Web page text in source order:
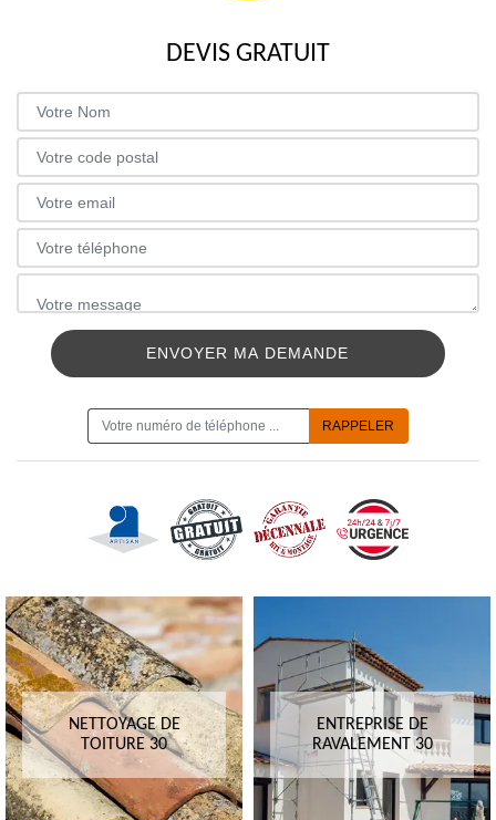
DEVIS GRATUIT
NETTOYAGE DE
TOITURE 30
ENTREPRISE DE
RAVALEMENT 30